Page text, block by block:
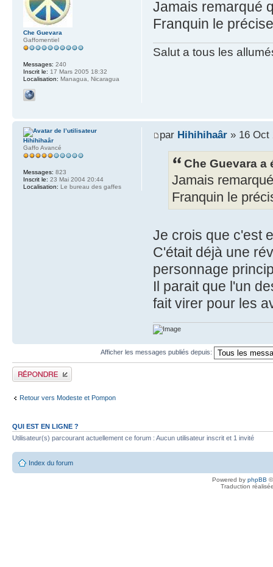
Jamais remarqué
Franquin le
Salut a tous les
Che Guevara
Gaffomentiel
Messages: 240
Inscrit le: 17 Mars 2005 18:32
Localisation: Managua, Nicaragua
par Hihihihaâr» 16 Oct
Che Guevara a
Jamais
Franquin le
Je crois que c'est
C'était déjà une
personnage
Il parait que l'un
fait virer pour les
Hihihihaâr
Gaffo Avancé
Messages: 823
Inscrit le: 23 Mai 2004 20:44
Localisation: Le bureau des gaffes
Afficher les messages publiés depuis:
Publier une réponse
Retour vers Modeste et Pompon
QUI EST EN LIGNE ?
Utilisateur(s) parcourant actuellement ce forum : Aucun utilisateur inscrit et 1 invité
Index du forum
Powered by phpBB
Traduction